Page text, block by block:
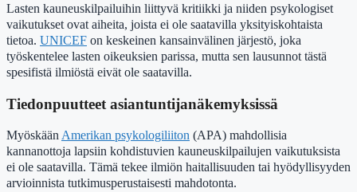
Lasten kauneuskilpailuihin liittyvä kritiikki ja niiden psykologiset
vaikutukset ovat aiheita, joista ei ole saatavilla yksityiskohtaista
tietoa. UNICEF on keskeinen kansainvälinen järjestö, joka
työskentelee lasten oikeuksien parissa, mutta sen lausunnot tästä
spesifistä ilmiöstä eivät ole saatavilla.
Tiedonpuutteet asiantuntijanäkemyksissä
MyöskäänAmerikan psykologiliiton (APA) mahdollisia
kannanottoja lapsiin kohdistuvien kauneuskilpailujen vaikutuksista
ei ole saatavilla. Tämä tekee ilmiön haitallisuuden tai hyödyllisyyden
arvioinnista tutkimusperustaisesti mahdotonta.